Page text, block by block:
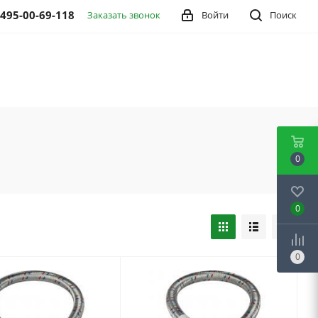
Поиск
Войти
00-69-118 Заказать звонок
0
0
0